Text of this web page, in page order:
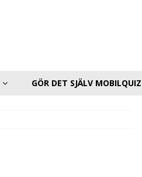
GÖR DET SJÄLV MOBILQUIZ